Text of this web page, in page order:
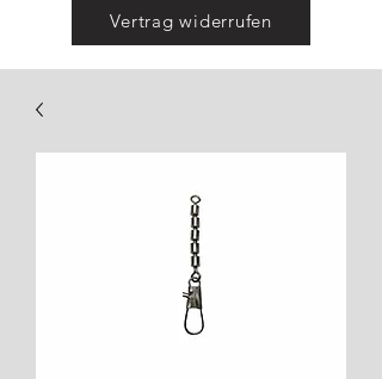
Vertrag widerrufen